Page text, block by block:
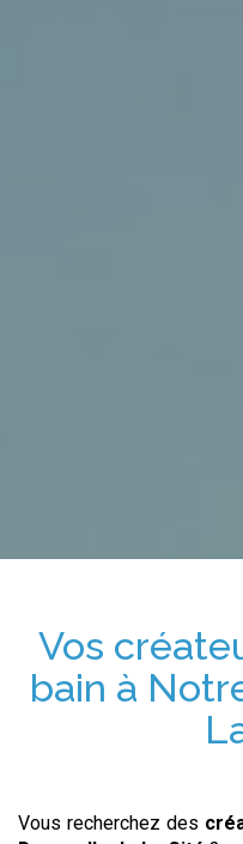
Vos
bain à
Vous recherchez des